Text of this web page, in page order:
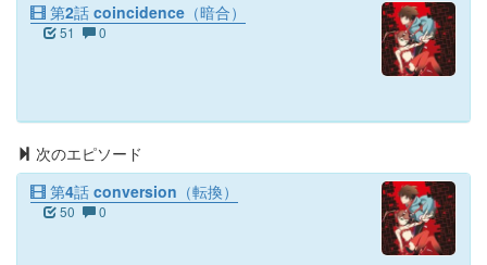
第2話 coincidence（暗合）
51 0
次のエピソード
第4話 conversion（転換）
50 0